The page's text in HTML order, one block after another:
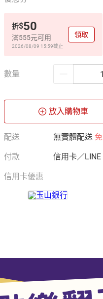
折$50
滿555元可用
2026/08/09 15:59截止
領取
數量
放入購物車
配送 無實體配送
付款 信用卡／
信用卡優惠